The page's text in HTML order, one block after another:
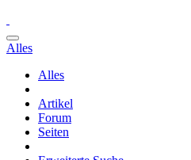
Alles
Alles
Artikel
Forum
Seiten